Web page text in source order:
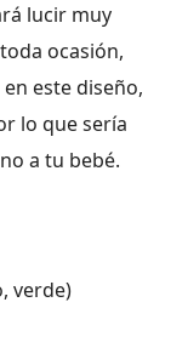
lucir muy
ocasión,
este diseño,
lo que sería
a tu bebé.
verde)